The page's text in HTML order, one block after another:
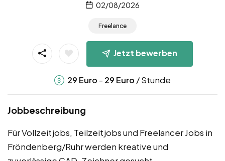
02/08/2026
Freelance
Jetzt bewerben
29 Euro - 29 Euro / Stunde
Jobbeschreibung
Für Vollzeitjobs, Teilzeitjobs und Freelancer Jobs in
Fröndenberg/Ruhr werden kreative und